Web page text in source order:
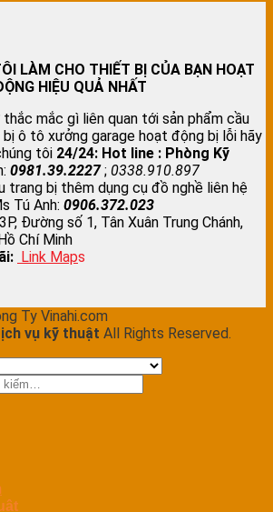
LÀM CHO THIẾT BỊ CỦA BẠN HOẠT
HIỆU QUẢ NHẤT
mắc gì liên quan tới sản phẩm cầu
ô tô xưởng garage hoạt động bị lỗi hãy
tôi 24/24: Hot line : Phòng Kỹ
0981.39.2227; 0338.910.897
trang bị thêm dụng cụ đồ nghề liên hệ
Tú Anh: 0906.372.023
Đường số 1, Tân Xuân Trung Chánh,
Chí Minh
Link Maps
Ty Vinahi.com
vụ kỹ thuật All Rights Reserved.